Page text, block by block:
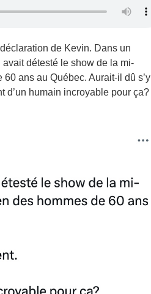
de Kevin. Dans un
détesté le show de la mi-
ans au Québec. Aurait-il dû s’y
d’un humain incroyable pour ça?